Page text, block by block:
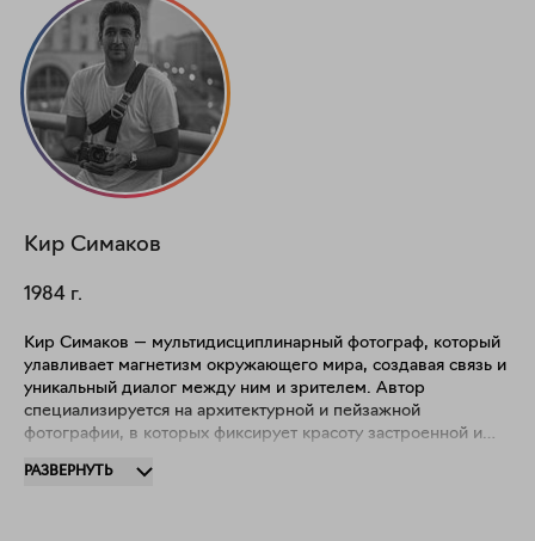
Кир Симаков
1984 г.
Кир Симаков — мультидисциплинарный фотограф, который
улавливает магнетизм окружающего мира, создавая связь и
уникальный диалог между ним и зрителем. Автор
специализируется на архитектурной и пейзажной
фотографии, в которых фиксирует красоту застроенной и
Йоркском институте фотографии, сейчас работает в России
РАЗВЕРНУТЬ